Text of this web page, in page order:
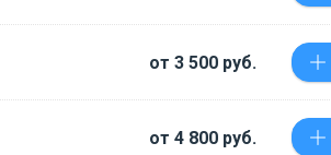
от 3 500 руб.
от 4 800 руб.